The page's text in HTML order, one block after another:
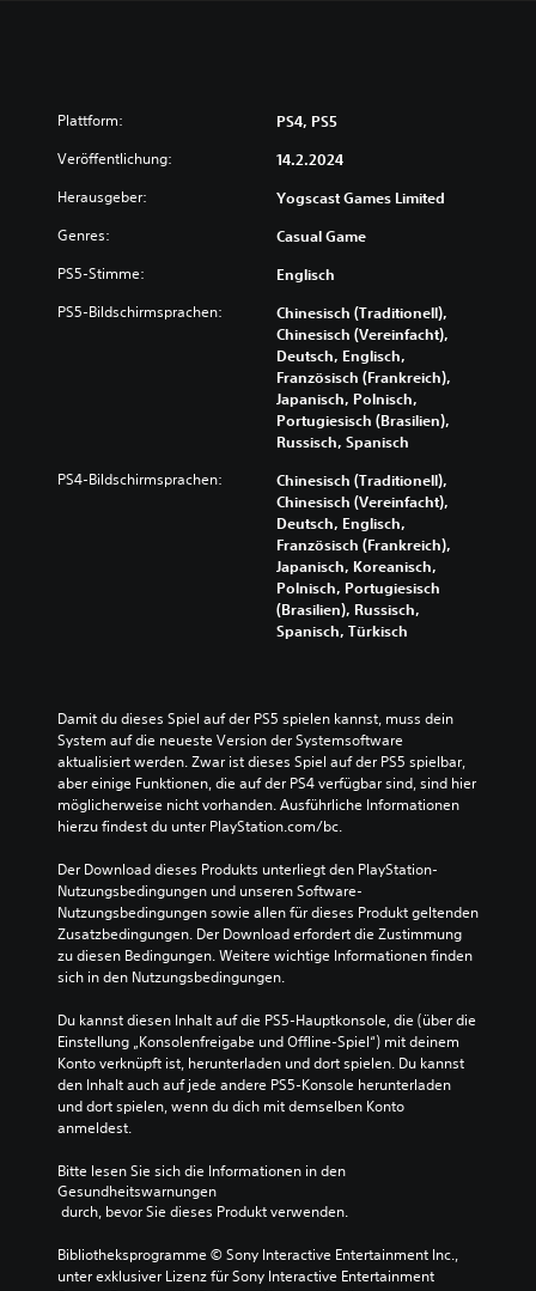
Plattform: PS4, PS5
Veröffentlichung: 14.2.2024
Herausgeber: Yogscast Games Limited
Genres: Casual Game
PS5-Stimme: Englisch
PS5-Bildschirmsprachen:
Chinesisch (Traditionell),
Chinesisch (Vereinfacht),
Deutsch, Englisch,
Französisch (Frankreich),
Japanisch, Polnisch,
Portugiesisch (Brasilien),
Russisch, Spanisch
PS4-Bildschirmsprachen:
Chinesisch (Traditionell),
Chinesisch (Vereinfacht),
Deutsch, Englisch,
Französisch (Frankreich),
Japanisch, Koreanisch,
Polnisch, Portugiesisch
(Brasilien), Russisch,
Spanisch, Türkisch
Damit du dieses Spiel auf der PS5 spielen kannst, muss dein
System auf die neueste Version der Systemsoftware
aktualisiert werden. Zwar ist dieses Spiel auf der PS5 spielbar,
aber einige Funktionen, die auf der PS4 verfügbar sind, sind hier
möglicherweise nicht vorhanden. Ausführliche Informationen
hierzu findest du unter PlayStation.com/bc.
Der Download dieses Produkts unterliegt den PlayStation-
Nutzungsbedingungen und unseren Software-
Nutzungsbedingungen sowie allen für dieses Produkt geltenden
Zusatzbedingungen. Der Download erfordert die Zustimmung
zu diesen Bedingungen. Weitere wichtige Informationen finden
sich in den Nutzungsbedingungen.
Du kannst diesen Inhalt auf die PS5-Hauptkonsole, die (über die
Einstellung „Konsolenfreigabe und Offline-Spiel“) mit deinem
Konto verknüpft ist, herunterladen und dort spielen. Du kannst
den Inhalt auch auf jede andere PS5-Konsole herunterladen
und dort spielen, wenn du dich mit demselben Konto
anmeldest.
Bitte lesen Sie sich die Informationen in den
Gesundheitswarnungen
durch, bevor Sie dieses Produkt verwenden.
Bibliotheksprogramme © Sony Interactive Entertainment Inc.,
unter exklusiver Lizenz für Sony Interactive Entertainment